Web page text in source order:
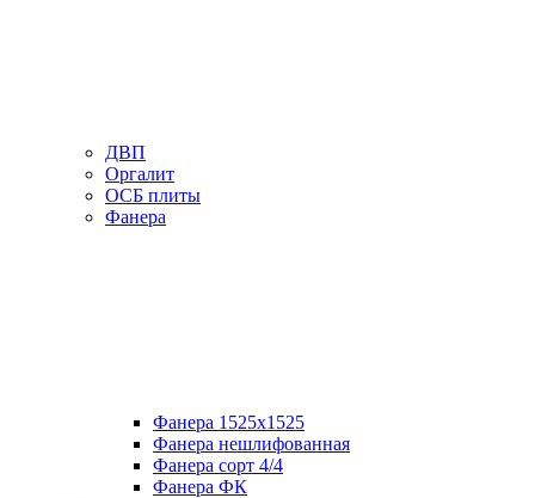
ДВП
Оргалит
ОСБ плиты
Фанера
Фанера 1525х1525
Фанера нешлифованная
Фанера сорт 4/4
Фанера ФК